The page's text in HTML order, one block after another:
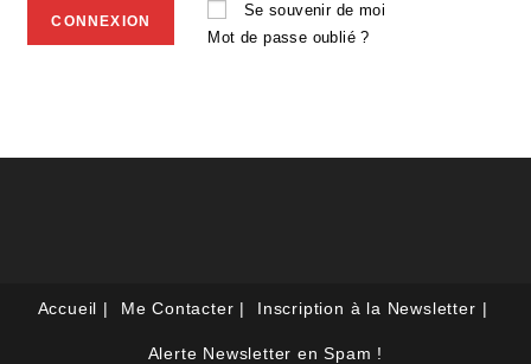
Se souvenir de moi
Mot de passe oublié ?
Accueil Me Contacter Inscription à la Newsletter
Alerte Newsletter en Spam !